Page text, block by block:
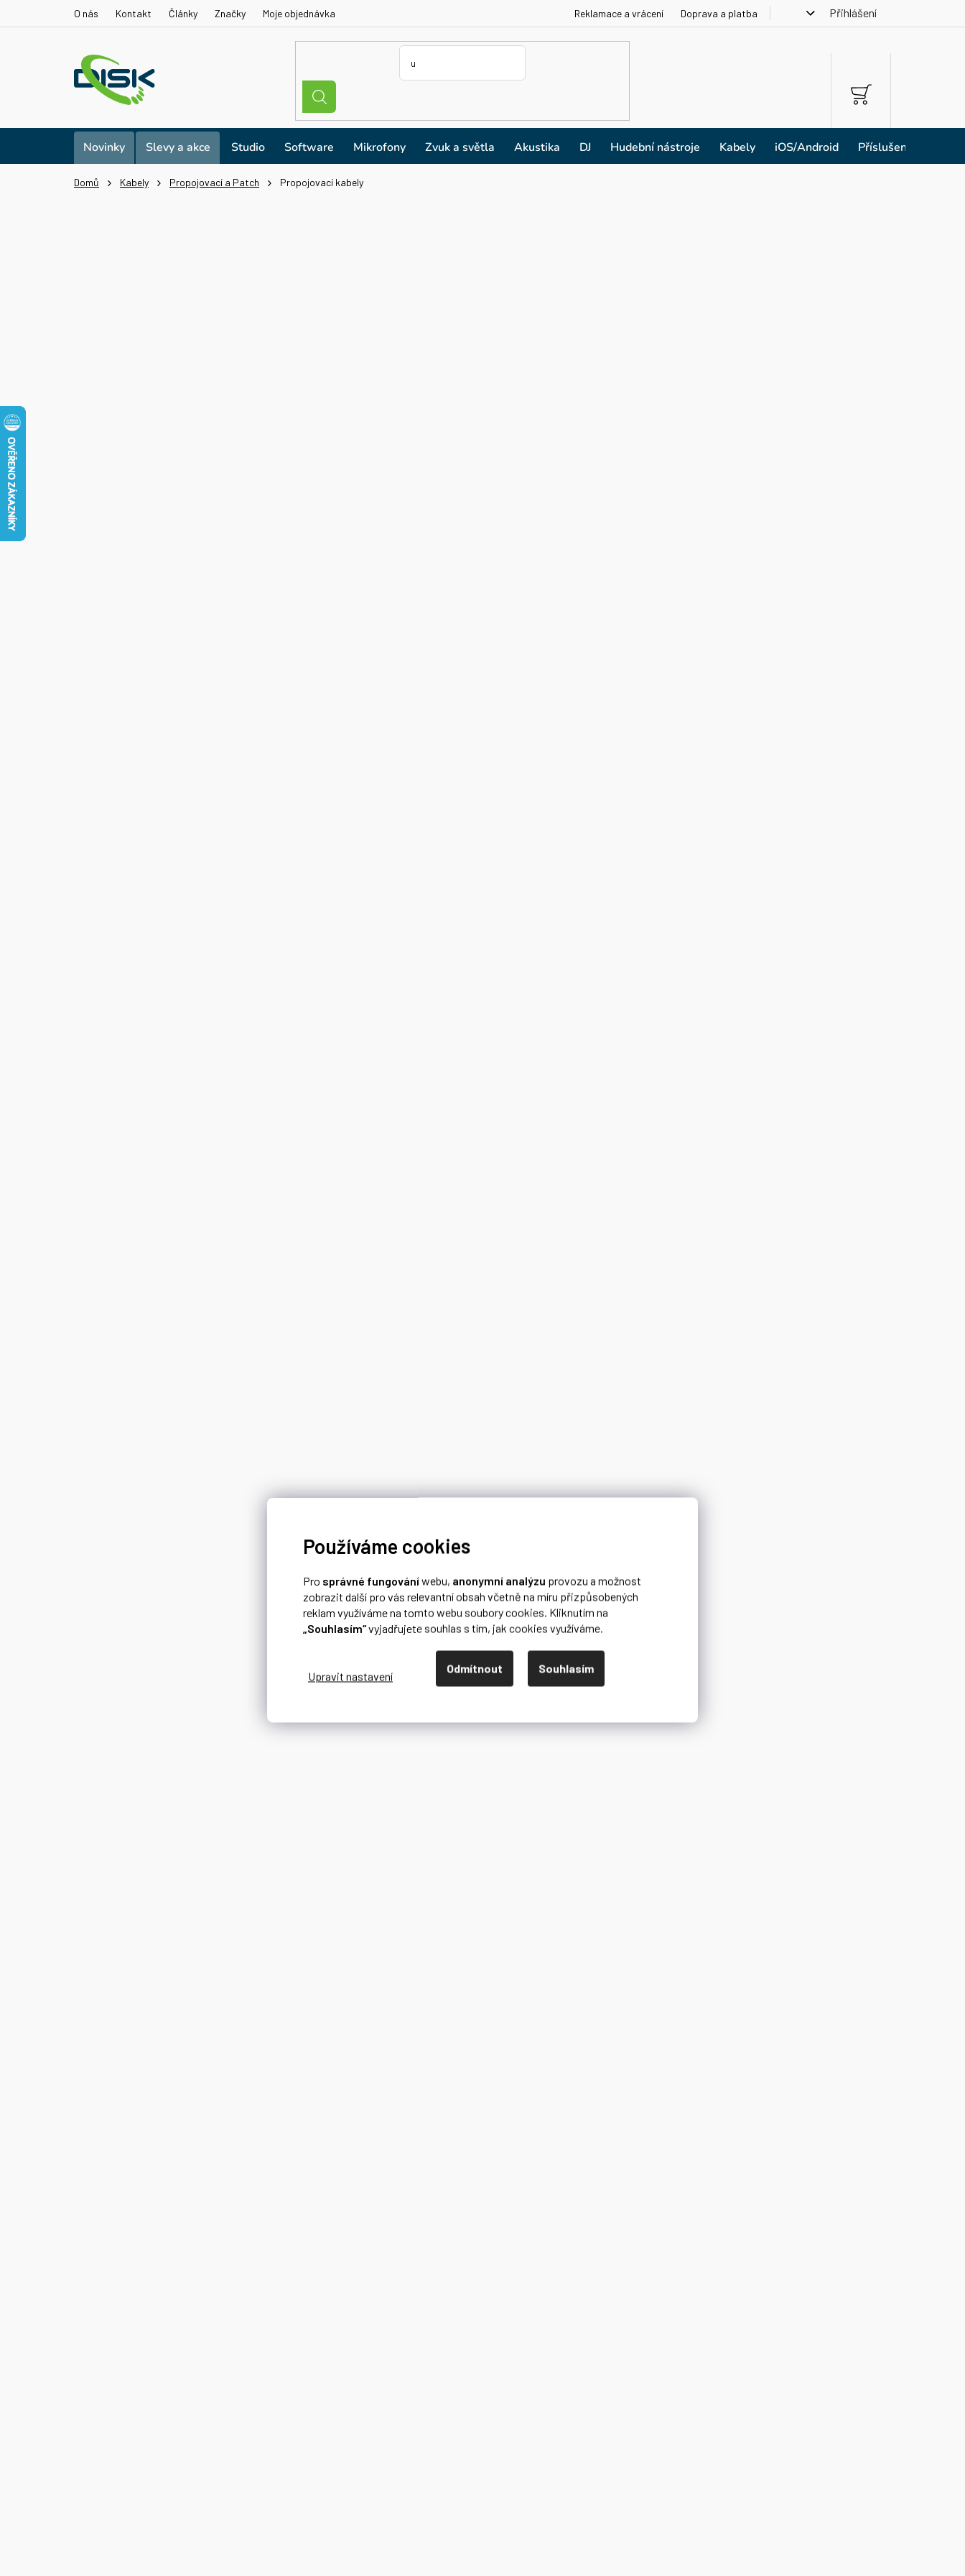
Používáme cookies
Pro správné fungováníwebu, anonymní analýzu provozu a možnost
zobrazit další pro vás relevantní obsah včetně na míru přizpůsobených
reklam využíváme na tomto webu soubory cookies. Kliknutím na
„Souhlasím“vyjadřujete souhlas s tím, jak cookies využíváme.
Odmítnout Souhlasím
O nás Kontakt Články Značky Moje objednávka Reklamace a vrácení Doprava a platba Přihlášení
NÁKUPNÍ
KOŠÍK
Novinky Slevy a akce Studio Software Mikrofony Zvuk a světla Akustika DJ Hudební nástroje Kabely iOS/Android Příslušenství
Domů Kabely Propojovací a Patch Propojovací kabely